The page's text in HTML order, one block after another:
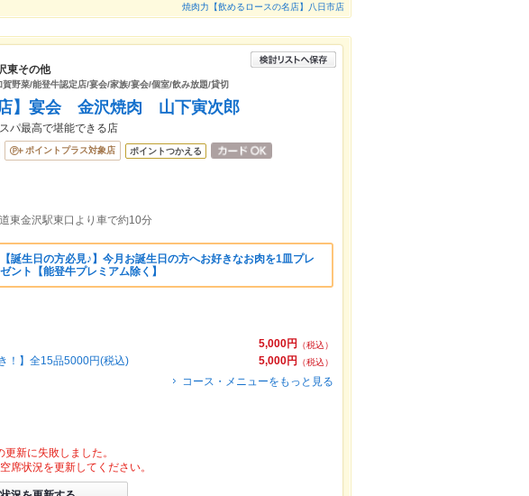
焼肉力【飲めるロースの名店】八日市店
東その他
野菜/能登牛認定店/宴会/家族/宴会/個室/飲み放題/貸切
店】宴会 金沢焼肉 山下寅次郎
パ最高で堪能できる店
ポイントプラス対象店 ポイントつかえる
東金沢駅東口より車で約10分
【誕生日の方必見♪】今月お誕生日の方へお好きなお肉を1皿プレ
ゼント【能登牛プレミアム除く】
5,000円
（税込）
5,000円
（税込）
！】全15品5000円(税込)
コース・メニューをもっと見る
更新に失敗しました。
席状況を更新してください。